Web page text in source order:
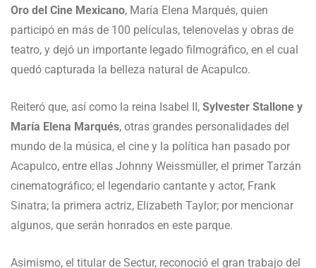
Oro del Cine Mexicano, María Elena Marqués, quien
participó en más de 100 películas, telenovelas y obras de
teatro, y dejó un importante legado filmográfico, en el cual
quedó capturada la belleza natural de Acapulco.
Reiteró que, así como la reina Isabel II, Sylvester Stallone y
María Elena Marqués, otras grandes personalidades del
mundo de la música, el cine y la política han pasado por
Acapulco, entre ellas Johnny Weissmüller, el primer Tarzán
cinematográfico; el legendario cantante y actor, Frank
Sinatra; la primera actriz, Elizabeth Taylor; por mencionar
algunos, que serán honrados en este parque.
Asimismo, el titular de Sectur, reconoció el gran trabajo del